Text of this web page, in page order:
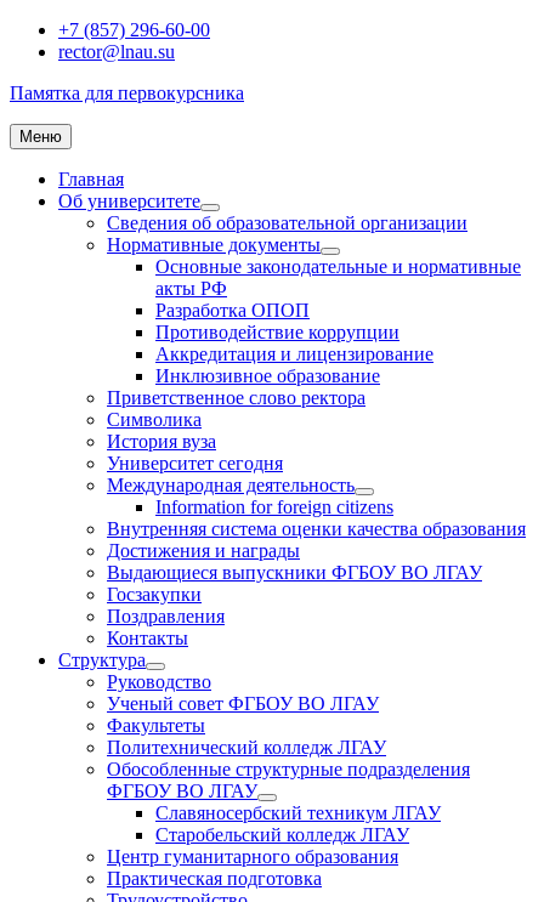
Перейти+7 (857) 296-60-00
rector@lnau.su
Памятка для первокурсника
Меню
Главная
Об университете
раскрыть
дочернее
меню
Сведения об образовательной организации
Нормативные документы
раскрыть
дочернее
Основные законодательные и нормативные
акты РФ
Разработка ОПОП
Противодействие коррупции
Аккредитация и лицензирование
Инклюзивное образование
Приветственное слово ректора
Символика
История вуза
Университет сегодня
Международная деятельность
раскрыть
дочернее
меню
Information for foreign citizens
Внутренняя система оценки качества образования
Достижения и награды
Выдающиеся выпускники ФГБОУ ВО ЛГАУ
Госзакупки
Поздравления
Контакты
Структура
раскрыть
дочернее
меню
Руководство
Ученый совет ФГБОУ ВО ЛГАУ
Факультеты
Политехнический колледж ЛГАУ
Обособленные структурные подразделения
ФГБОУ ВО ЛГАУ
раскрыть
дочернее
меню
Славяносербский техникум ЛГАУ
Старобельский колледж ЛГАУ
Центр гуманитарного образования
Практическая подготовка